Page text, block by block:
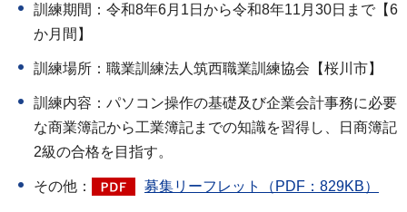
訓練期間：令和8年6月1日から令和8年11月30日まで【6
か月間】
訓練場所：職業訓練法人筑西職業訓練協会【桜川市】
訓練内容：パソコン操作の基礎及び企業会計事務に必要
な商業簿記から工業簿記までの知識を習得し、日商簿記
2級の合格を目指す。
その他： 募集リーフレット（PDF：829KB）